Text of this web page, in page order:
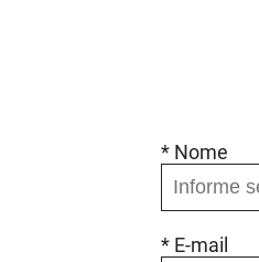
* Nome
* E-mail